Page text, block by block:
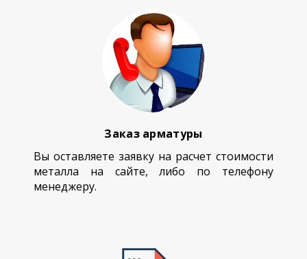
Заказ арматуры
Вы оставляете заявку на расчет стоимости
металла на сайте, либо по телефону
менеджеру.